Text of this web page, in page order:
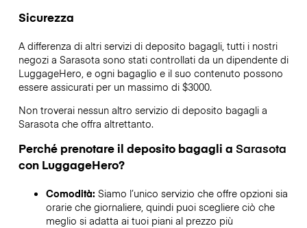
Sicurezza
A differenza di altri servizi di deposito bagagli, tutti i nostri
negozi a Sarasota sono stati controllati da un dipendente di
LuggageHero, e ogni bagaglio e il suo contenuto possono
essere assicurati per un massimo di $3000.
Non troverai nessun altro servizio di deposito bagagli a
Sarasota che offra altrettanto.
Perché prenotare il deposito bagagli a Sarasota
con LuggageHero?
Comodità: Siamo l’unico servizio che offre opzioni sia
orarie che giornaliere, quindi puoi scegliere ciò che
meglio si adatta ai tuoi piani al prezzo più